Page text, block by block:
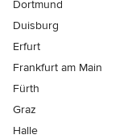
Dortmund
Duisburg
Erfurt
Frankfurt am Main
Fürth
Graz
Halle